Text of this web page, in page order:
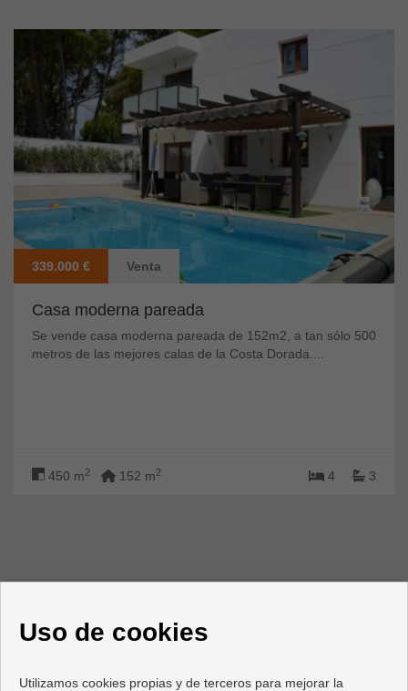
339.000 € Venta
Casa moderna pareada
Se vende casa moderna pareada de 152m2, a tan sólo 500
metros de las mejores calas de la Costa Dorada....
450 m2 152 m2 4 3
Uso de cookies
Utilizamos cookies propias y de terceros para mejorar la